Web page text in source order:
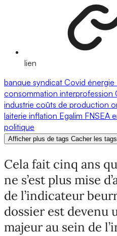
lien
banque syndicat Covid énergie
consommation interprofession
industrie coûts de production
laiterie inflation Egalim FNSEA
politique
Afficher plus de tags Cacher les tags
Cela fait cinq ans
ne s’est plus mise
de l’indicateur
dossier est devenu
majeur au sein de